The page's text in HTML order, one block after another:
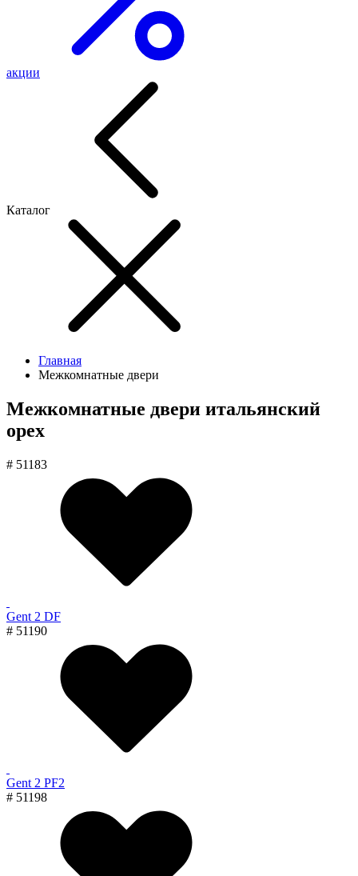
акции
Каталог
Главная
Межкомнатные двери
Межкомнатные двери итальянский
орех
# 51183
Gent 2 DF
# 51190
Gent 2 PF2
# 51198